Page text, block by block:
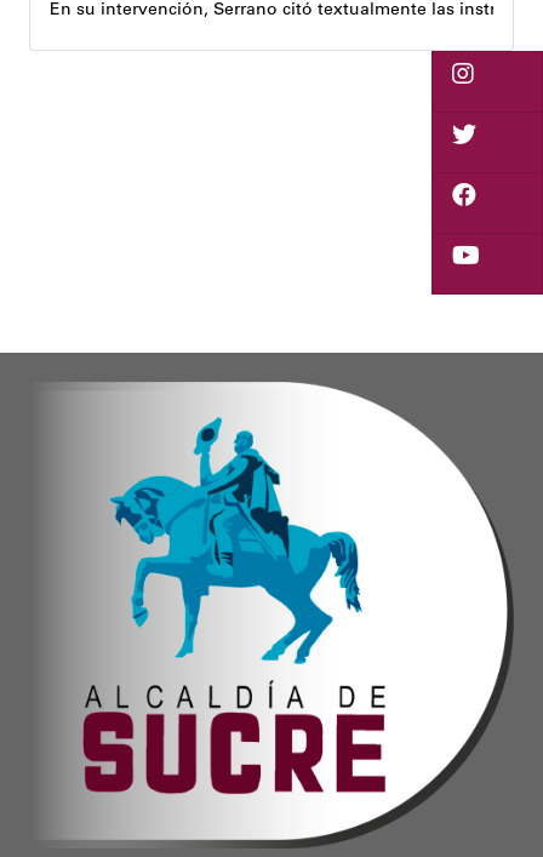
En su intervención, Serrano citó textualmente las
Igualmente, explicó que el propósito central de este
El encuentro contó con la participación del diputado
Como parte de los acuerdos orientados durante la